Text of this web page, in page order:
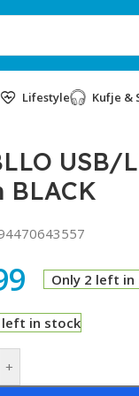
Lifestyle Kufje &
USB/
BLACK
Only 2 left in
left in stock
+